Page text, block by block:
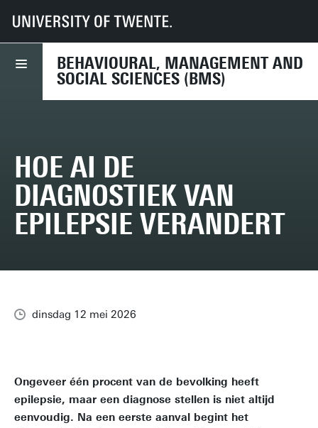
BEHAVIOURAL, MANAGEMENT AND
SOCIAL SCIENCES (BMS)
UT Faculteiten BMS
Nieuws
Hoe AI de diagnostiek van epilepsie verandert
HOE AI DE
DIAGNOSTIEK VAN
EPILEPSIE VERANDERT
dinsdag 12 mei 2026
Ongeveer één procent van de bevolking heeft
epilepsie, maar een diagnose stellen is niet altijd
eenvoudig. Na een eerste aanval begint het